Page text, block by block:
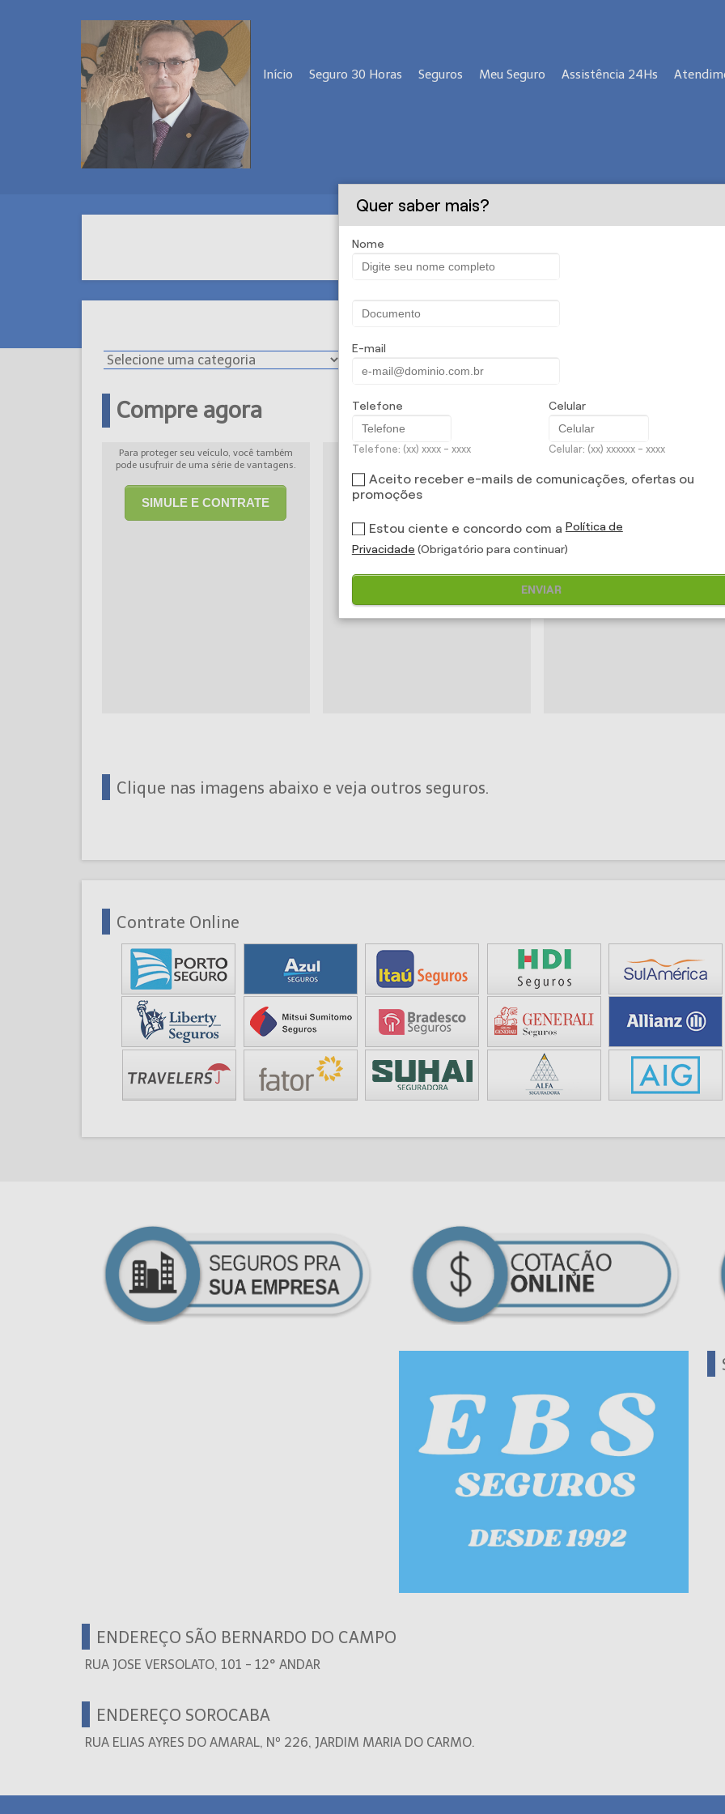
Início Seguro 30 Horas Seguros Meu Seguro Assistência 24Hs
Clique nas imagens abaixo para contratar seu
Compre agora
Para proteger seu veículo, você também
pode usufruir de uma série de vantagens.
SIMULE E CONTRATE
Viajar é uma delícia! Com proteção e
viaje com segurança.
Seus equipamentos portáteis
Clique nas imagens abaixo e veja outros seguros.
Contrate Online
ENDEREÇO SÃO BERNARDO DO CAMPO
RUA JOSE VERSOLATO, 101 - 12° ANDAR
ENDEREÇO SOROCABA
RUA ELIAS AYRES DO AMARAL, Nº 226, JARDIM MARIA DO CARMO.
Quer saber mais?
Nome
E-mail
Telefone
Telefone: (xx) xxxx - xxxx
Celular
Celular: (xx) xxxxxx - xxxx
Aceito receber e-mails de comunicações, ofertas ou
promoções
Estou ciente e concordo com a Política de
Privacidade (Obrigatório para continuar)
ENVIAR